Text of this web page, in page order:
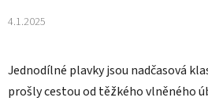
4.1.2025
Jednodílné plavky jsou nadčasová
prošly cestou od těžkého vlněného